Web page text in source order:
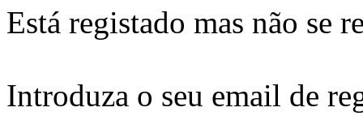
Está registado mas não se
Introduza o seu email de